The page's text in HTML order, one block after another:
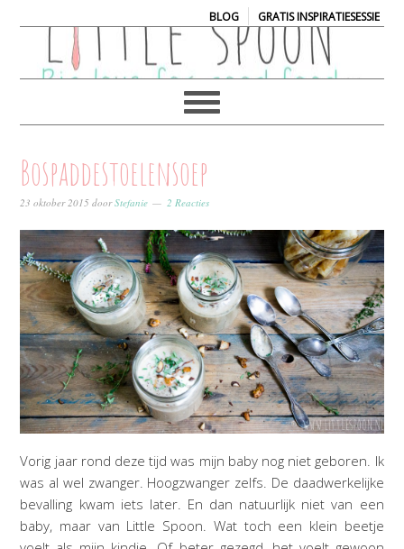
BLOG| GRATIS INSPIRATIESESSIE
Bospaddestoelensoep
23 oktober 2015 doorStefanie 2 Reacties
Vorig jaar rond deze tijd was mijn baby nog niet geboren. Ik
was al wel zwanger. Hoogzwanger zelfs. De daadwerkelijke
bevalling kwam iets later. En dan natuurlijk niet van een
baby, maar van Little Spoon. Wat toch een klein beetje